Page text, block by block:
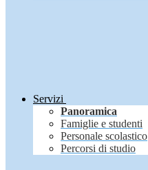
Servizi
Panoramica
Famiglie e studenti
Personale scolastico
Percorsi di studio